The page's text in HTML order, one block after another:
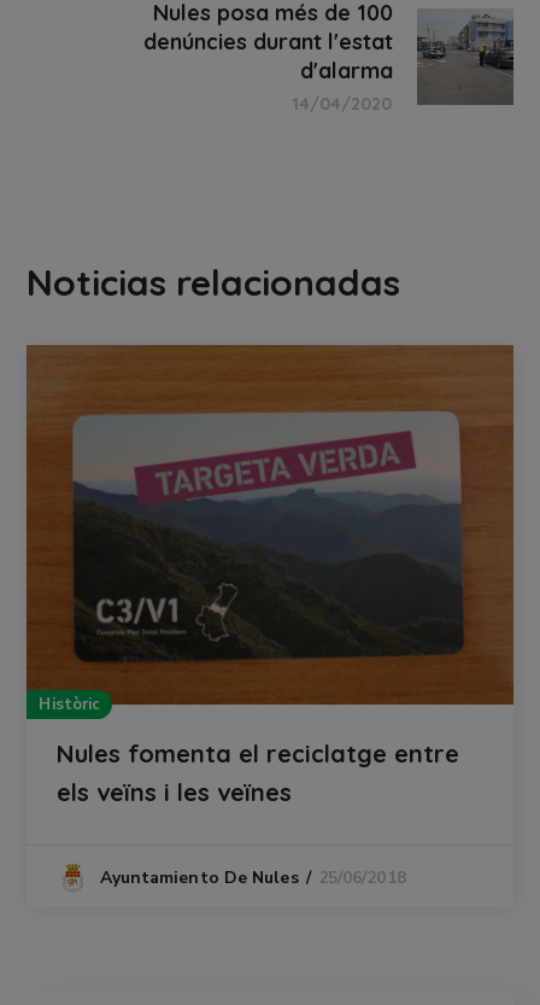
Nules posa més de 100
denúncies durant l'estat
d'alarma
14/04/2020
Noticias relacionadas
Històric
Nules fomenta el reciclatge entre
els veïns i les veïnes
Ayuntamiento De Nules 25/06/2018